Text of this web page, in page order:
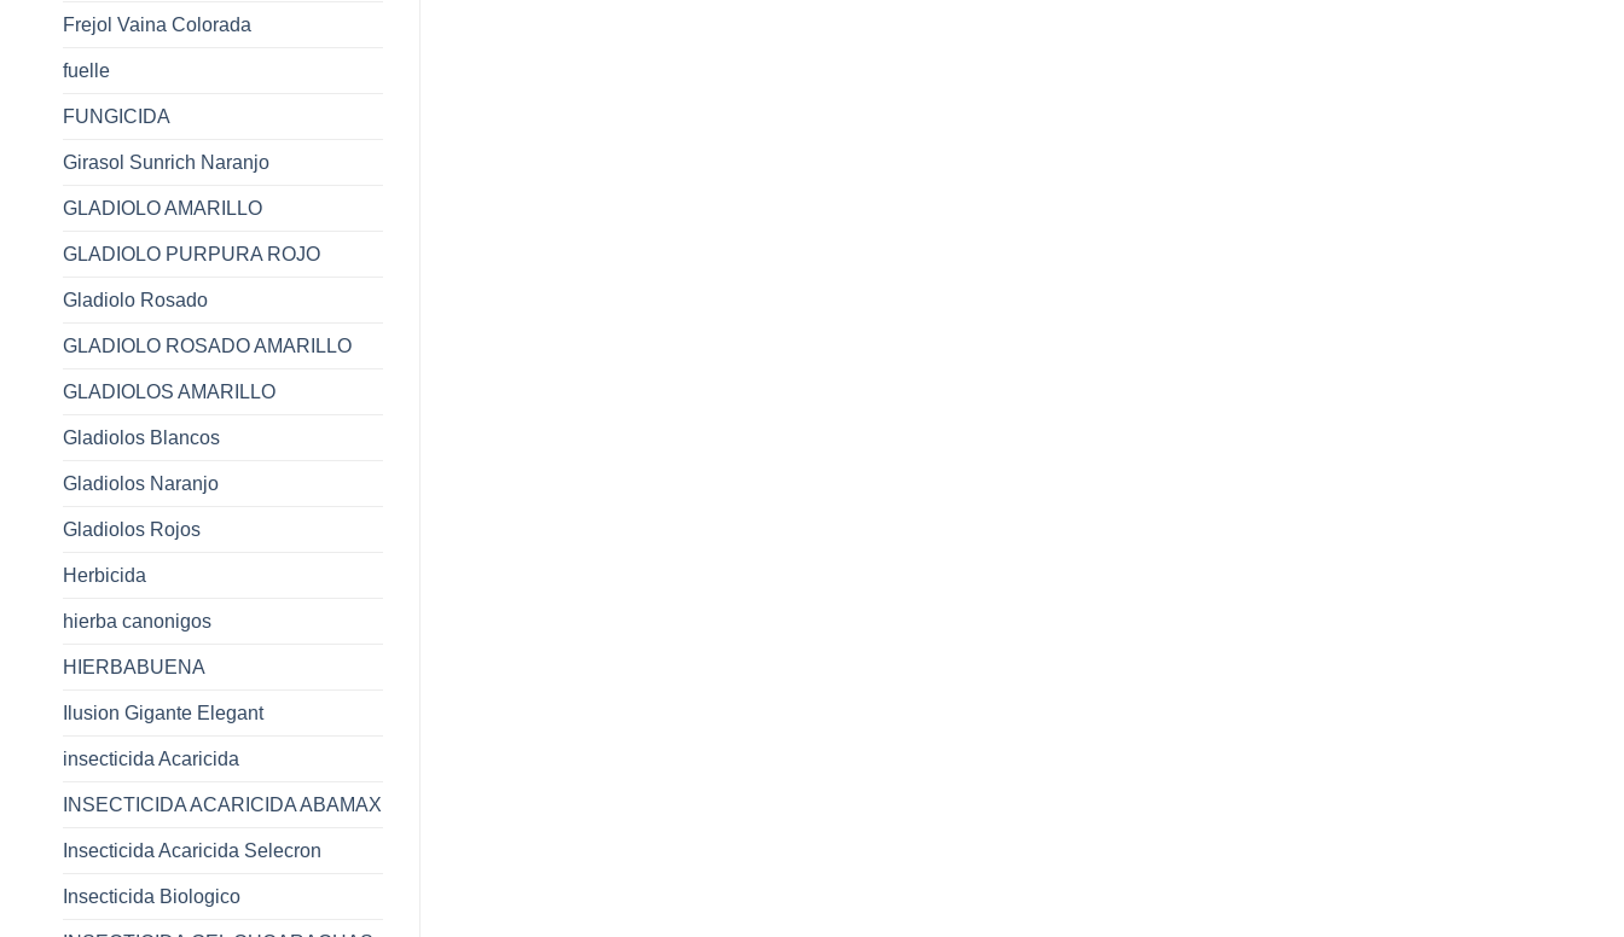
Frejol Vaina Colorada
fuelle
FUNGICIDA
Girasol Sunrich Naranjo
GLADIOLO AMARILLO
GLADIOLO PURPURA ROJO
Gladiolo Rosado
GLADIOLO ROSADO AMARILLO
GLADIOLOS AMARILLO
Gladiolos Blancos
Gladiolos Naranjo
Gladiolos Rojos
Herbicida
hierba canonigos
HIERBABUENA
Ilusion Gigante Elegant
insecticida Acaricida
INSECTICIDA ACARICIDA ABAMAX
Insecticida Acaricida Selecron
Insecticida Biologico